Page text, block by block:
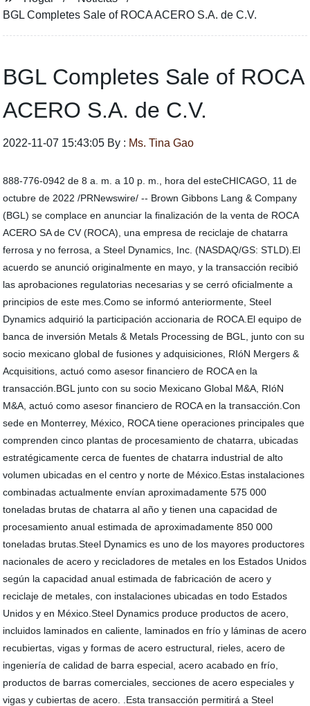
BGL Completes Sale of ROCA ACERO S.A. de C.V.
BGL Completes Sale of ROCA
ACERO S.A. de C.V.
2022-11-07 15:43:05 By : Ms. Tina Gao
888-776-0942 de 8 a. m. a 10 p. m., hora del esteCHICAGO, 11 de
octubre de 2022 /PRNewswire/ -- Brown Gibbons Lang & Company
(BGL) se complace en anunciar la finalización de la venta de ROCA
ACERO SA de CV (ROCA), una empresa de reciclaje de chatarra
ferrosa y no ferrosa, a Steel Dynamics, Inc. (NASDAQ/GS: STLD).El
acuerdo se anunció originalmente en mayo, y la transacción recibió
las aprobaciones regulatorias necesarias y se cerró oficialmente a
principios de este mes.Como se informó anteriormente, Steel
Dynamics adquirió la participación accionaria de ROCA.El equipo de
banca de inversión Metals & Metals Processing de BGL, junto con su
socio mexicano global de fusiones y adquisiciones, RIóN Mergers &
Acquisitions, actuó como asesor financiero de ROCA en la
transacción.BGL junto con su socio Mexicano Global M&A, RIóN
M&A, actuó como asesor financiero de ROCA en la transacción.Con
sede en Monterrey, México, ROCA tiene operaciones principales que
comprenden cinco plantas de procesamiento de chatarra, ubicadas
estratégicamente cerca de fuentes de chatarra industrial de alto
volumen ubicadas en el centro y norte de México.Estas instalaciones
combinadas actualmente envían aproximadamente 575 000
toneladas brutas de chatarra al año y tienen una capacidad de
procesamiento anual estimada de aproximadamente 850 000
toneladas brutas.Steel Dynamics es uno de los mayores productores
nacionales de acero y recicladores de metales en los Estados Unidos
según la capacidad anual estimada de fabricación de acero y
reciclaje de metales, con instalaciones ubicadas en todo Estados
Unidos y en México.Steel Dynamics produce productos de acero,
incluidos laminados en caliente, laminados en frío y láminas de acero
recubiertas, vigas y formas de acero estructural, rieles, acero de
ingeniería de calidad de barra especial, acero acabado en frío,
productos de barras comerciales, secciones de acero especiales y
vigas y cubiertas de acero. .Esta transacción permitirá a Steel